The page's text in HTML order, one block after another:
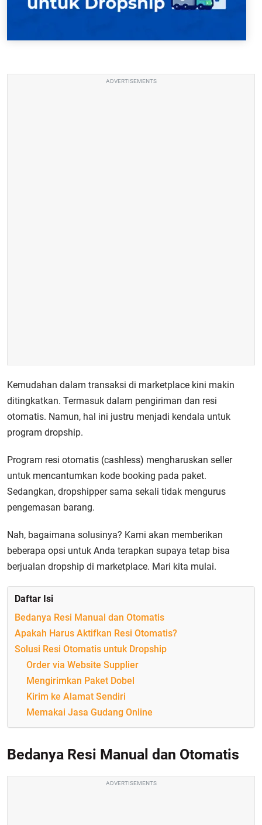
ADVERTISEMENTS
Kemudahan dalam transaksi di marketplace kini makin
ditingkatkan. Termasuk dalam pengiriman dan resi
otomatis. Namun, hal ini justru menjadi kendala untuk
program dropship.
Program resi otomatis (cashless) mengharuskan seller
untuk mencantumkan kode booking pada paket.
Sedangkan, dropshipper sama sekali tidak mengurus
pengemasan barang.
Nah, bagaimana solusinya? Kami akan memberikan
beberapa opsi untuk Anda terapkan supaya tetap bisa
berjualan dropship di marketplace. Mari kita mulai.
Daftar Isi
Bedanya Resi Manual dan Otomatis
Apakah Harus Aktifkan Resi Otomatis?
Solusi Resi Otomatis untuk Dropship
Order via Website Supplier
Mengirimkan Paket Dobel
Kirim ke Alamat Sendiri
Memakai Jasa Gudang Online
Bedanya Resi Manual dan Otomatis
ADVERTISEMENTS